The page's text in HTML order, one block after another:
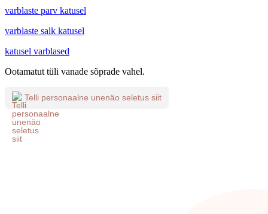
varblaste parv katusel
varblaste salk katusel
katusel varblased
Ootamatut tüli vanade sõprade vahel.
Telli personaalne unenäo seletus siit